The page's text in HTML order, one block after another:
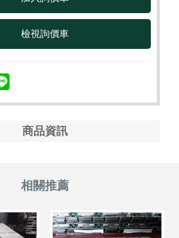
檢視詢價車
商品資訊